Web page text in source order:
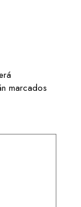
marcados